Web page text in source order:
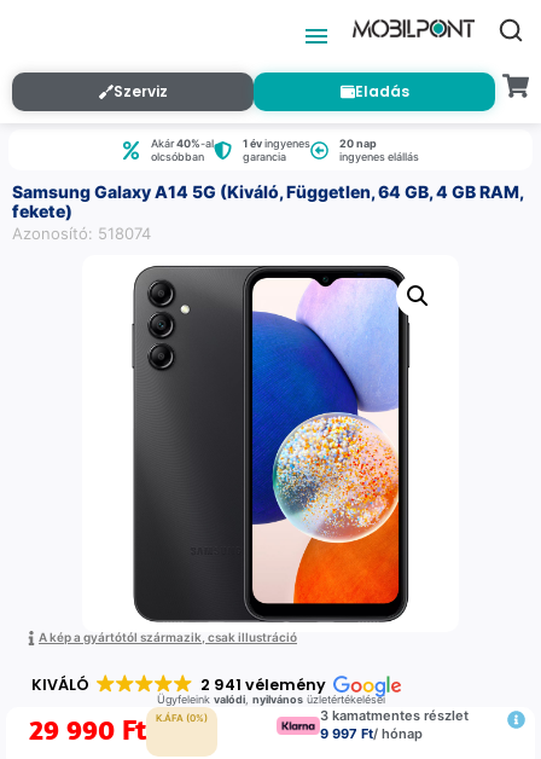
Szerviz Eladás
Akár40%-al
olcsóbban
1 évingyenes
garancia
20 nap
ingyenes elállás
Samsung Galaxy A14 5G (Kiváló, Független, 64 GB, 4 GB RAM,
fekete)
Azonosító: 518074
A kép a gyártótól származik, csak illustráció
KIVÁLÓ 2 941 vélemény
Ügyfeleink valódi, nyilvánosüzletértékelései
29 990 Ft K.ÁFA (0%)
3 kamatmentes részlet
9 997 Ft/ hónap